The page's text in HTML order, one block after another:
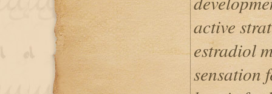
active
estradiol
sensation